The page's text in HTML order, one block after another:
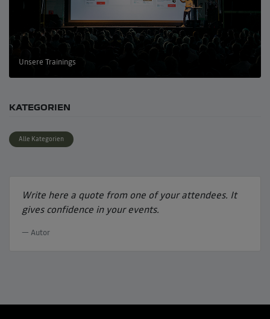
Unsere Trainings
KATEGORIEN
Alle Kategorien
Write here a quote from one of your attendees. It
gives confidence in your events.
Autor